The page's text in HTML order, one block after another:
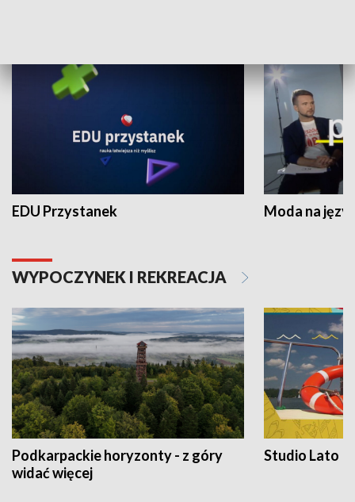
EDU Przystanek Moda na
WYPOCZYNEK I REKREACJA
Podkarpackie horyzonty - z góry
widać więcej
Studio Lato